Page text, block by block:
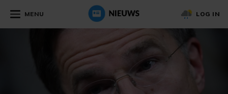
MENU LOG IN